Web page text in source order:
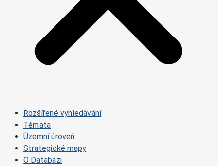
Rozšířené vyhledávání
Témata
Územní úroveň
Strategické mapy
O Databázi